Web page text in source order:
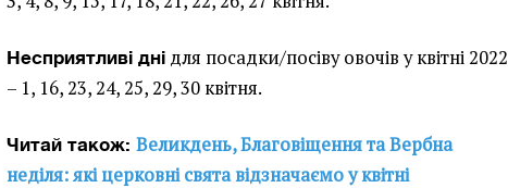
Несприятливі дні для посадки/посіву овочів у квітні 2022
– 1, 16, 23, 24, 25, 29, 30 квітня.
Читай також:Великдень, Благовіщення та Вербна
неділя: які церковні свята відзначаємо у квітні